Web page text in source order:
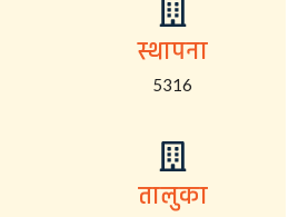
स्थापना
5316
तालुका